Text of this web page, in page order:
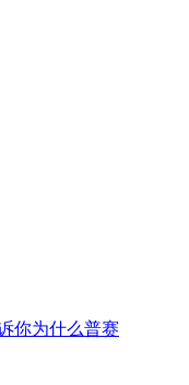
你为什么普赛